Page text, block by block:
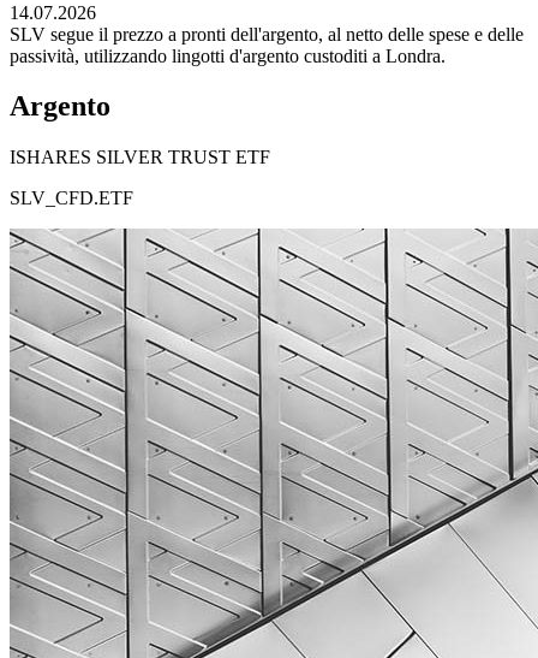
14.07.2026
SLV segue il prezzo a pronti dell'argento, al netto delle spese e delle
passività, utilizzando lingotti d'argento custoditi a Londra.
Argento
ISHARES SILVER TRUST ETF
SLV_CFD.ETF